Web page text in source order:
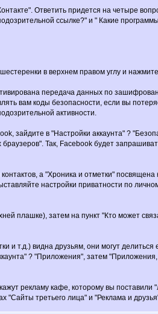
Ответить придется на четыре
ссылке?" и " Какие
в верхнем правом углу и
передача данных по
вам коды безопасности, если вы
активности.
зайдите в "Настройки аккаунта" ?
браузеров". Так, Facebook будет
а "Хроника и отметки" посвящена
настройки приватности по
плашке), затем на пункт "Кто может
и т.д.) видна друзьям, они могут
? "Приложения", затем
рекламу кафе, которому вы поставили
"Сайты третьего лица" и "Реклама и